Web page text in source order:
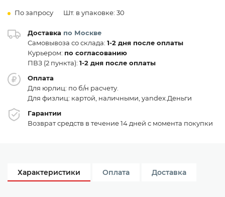
По запросу Шт. в упаковке: 30
Доставка по Москве
Самовывоза со склада: 1-2 дня после оплаты
Курьером: по согласованию
ПВЗ (2 пункта): 1-2 дня после оплаты
Оплата
Для юрлиц: по б/н расчету.
Для физлиц: картой, наличными, yandex.Деньги
Гарантии
Возврат средств в течение 14 дней с момента покупки
Характеристики Оплата Доставка